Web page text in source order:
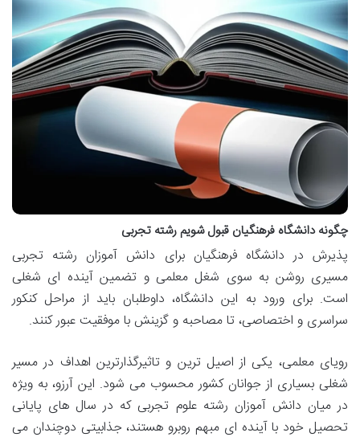
چگونه دانشگاه فرهنگیان قبول شویم رشته تجربی
پذیرش در دانشگاه فرهنگیان برای دانش آموزان رشته تجربی
مسیری روشن به سوی شغل معلمی و تضمین آینده ای شغلی
است. برای ورود به این دانشگاه، داوطلبان باید از مراحل کنکور
سراسری و اختصاصی، تا مصاحبه و گزینش با موفقیت عبور کنند.
رویای معلمی، یکی از اصیل ترین و تاثیرگذارترین اهداف در مسیر
شغلی بسیاری از جوانان کشور محسوب می شود. این آرزو، به ویژه
در میان دانش آموزان رشته علوم تجربی که در سال های پایانی
تحصیل خود با آینده ای مبهم روبرو هستند، جذابیتی دوچندان می